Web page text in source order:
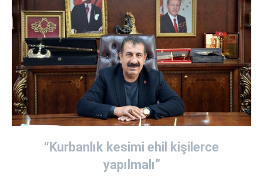
“Kurbanlık kesimi ehil kişilerce
yapılmalı”